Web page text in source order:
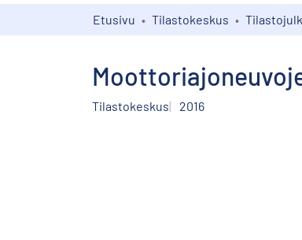
Etusivu Tilastokeskus
Tilastokeskus 2016